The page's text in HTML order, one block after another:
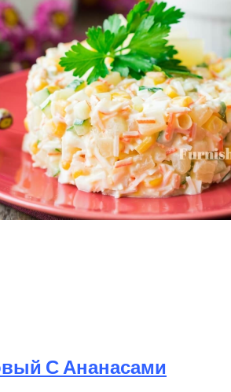
С Ананасами